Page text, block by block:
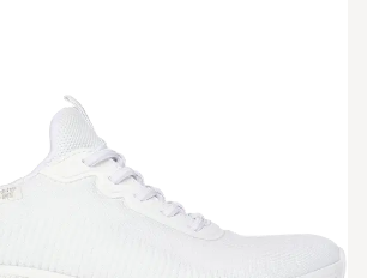
Avaa tuotekuva suurennettuna